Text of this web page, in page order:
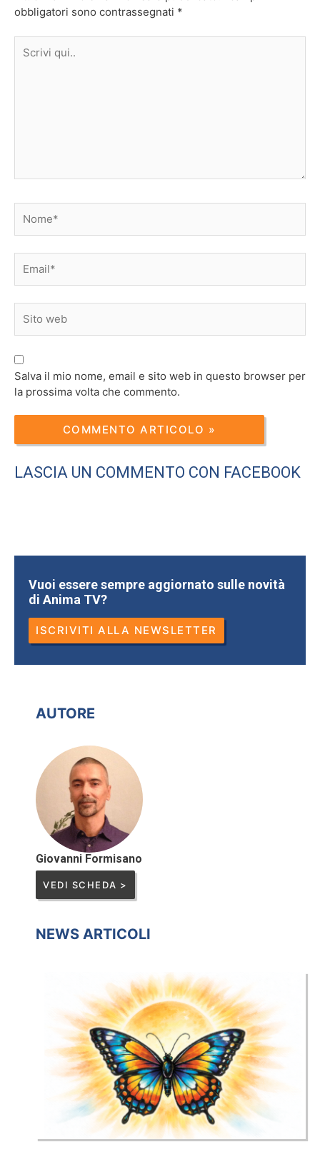
obbligatori sono contrassegnati *
qui..
web
Salva il mio nome, email e sito web in questo browser per
la prossima volta che commento.
LASCIA UN COMMENTO CON FACEBOOK
Vuoi essere sempre aggiornato sulle novità
di Anima TV?
ISCRIVITI ALLA NEWSLETTER
AUTORE
Giovanni Formisano
VEDI SCHEDA >
NEWS ARTICOLI